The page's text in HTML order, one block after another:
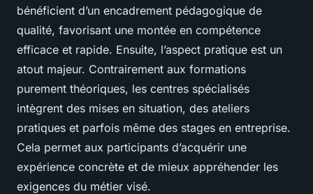
bénéficient d’un encadrement pédagogique de
qualité, favorisant une montée en compétence
efficace et rapide. Ensuite, l’aspect pratique est un
atout majeur. Contrairement aux formations
purement théoriques, les centres spécialisés
intègrent des mises en situation, des ateliers
pratiques et parfois même des stages en entreprise.
Cela permet aux participants d’acquérir une
expérience concrète et de mieux appréhender les
exigences du métier visé.